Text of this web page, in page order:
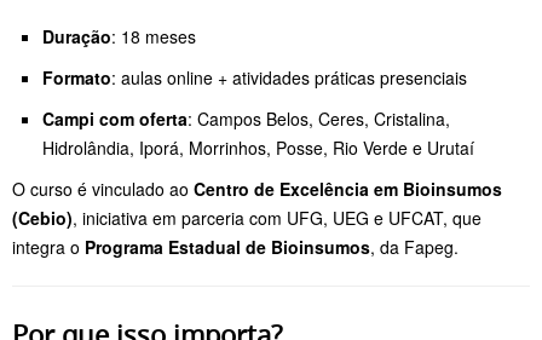
Duração: 18 meses
Formato: aulas online + atividades práticas presenciais
Campi com oferta: Campos Belos, Ceres, Cristalina,
Hidrolândia, Iporá, Morrinhos, Posse, Rio Verde e Urutaí
O curso é vinculado ao Centro de Excelência em Bioinsumos
(Cebio), iniciativa em parceria com UFG, UEG e UFCAT, que
integra o Programa Estadual de Bioinsumos, da Fapeg.